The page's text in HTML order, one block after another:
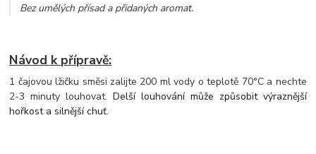
Bez umělých přísad a přidaných aromat.
Návod k přípravě:
1 čajovou lžičku směsi zalijte 200 ml vody o teplotě 70°C a nechte
2-3 minuty louhovat. Delší louhování může způsobit výraznější
hořkost a silnější chuť.